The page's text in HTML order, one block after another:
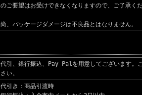
のご要望はお受けできなくなりますので、ご了承くだ
尚、パッケージダメージは不良品とはなりません。
代引、銀行振込、Pay Palを用意してございます。
さい。
代引き：商品引渡時